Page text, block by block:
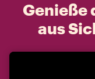
Genieße
aus